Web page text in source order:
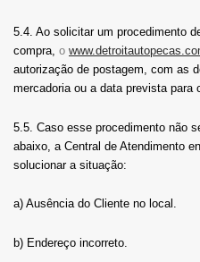
5.4. Ao solicitar um procedimento
compra, o
autorização de postagem, com as
mercadoria ou a data prevista para
5.5. Caso esse procedimento não
abaixo, a Central de Atendimento
solucionar a situação:
a) Ausência do Cliente no local.
b) Endereço incorreto.